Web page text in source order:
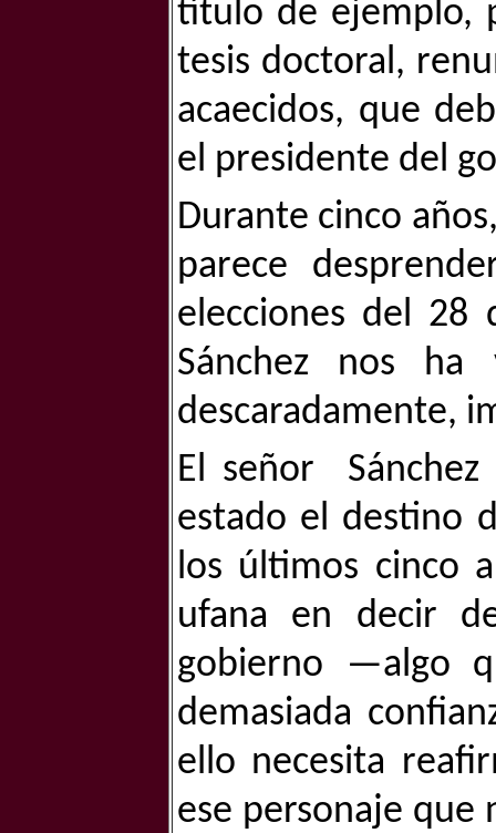
título de ejemplo,
tesis doctoral,
acaecidos, que
el presidente del
Durante cinco
parece
elecciones del
Sánchez nos ha
descaradamente,
El señor
estado el destino
los últimos cinco
ufana en decir
gobierno —algo
demasiada
ello necesita
ese personaje que